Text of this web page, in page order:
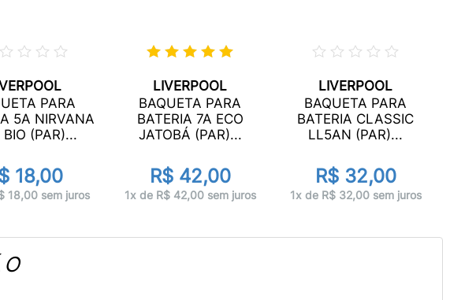
PARA
5A NIRVANA
BIO (PAR)...
18,00
18,00 sem juros
LIVERPOOL
BAQUETA PARA
BATERIA 7A ECO
JATOBÁ (PAR)...
R$ 42,00
1x de R$ 42,00 sem juros
LIVERPOOL
BAQUETA PARA
BATERIA CLASSIC
LL5AN (PAR)...
R$ 32,00
1x de R$ 32,00 sem juros